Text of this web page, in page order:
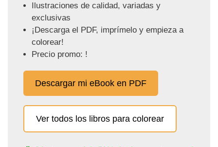
Ilustraciones de calidad, variadas y
exclusivas
¡Descarga el PDF, imprímelo y empieza a
colorear!
Precio promo: !
Descargar mi eBook en PDF
Ver todos los libros para colorear